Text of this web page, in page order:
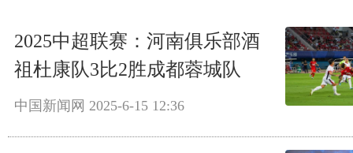
2025中超联赛：河南俱乐部酒
祖杜康队3比2胜成都蓉城队
中国新闻网 2025-6-15 12:36